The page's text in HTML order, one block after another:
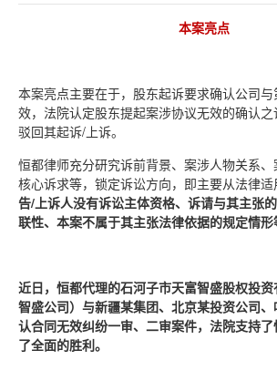
本案亮点
本案亮点主要在于，股东起诉要求确认公司
效，法院认定股东提起案涉协议无效的确认之
驳回其起诉/上诉。
恒都律师充分研究诉前背景、案涉人物关系
核心诉求等，锁定诉讼方向，即主要从法律适
告/上诉人没有诉讼主体资格、诉请与其主张
联性、本案不属于其主张法律依据的规定情形
近日，恒都代理的石河子市天富智盛股权投
智盛公司）与新疆某集团、北京某投资公司
认合同无效纠纷一审、二审案件，法院支持
了全面的胜利。